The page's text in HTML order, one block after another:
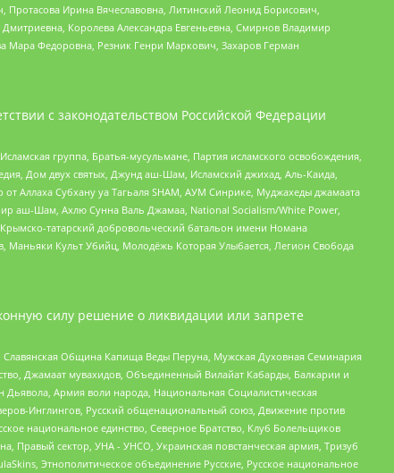
Ирина Вячеславовна, Литинский Леонид Борисович,
Королева Александра Евгеньевна, Смирнов Владимир
Мара Федоровна, Резник Генри Маркович, Захаров Герман
с законодательством Российской Федерации
группа, Братья-мусульмане, Партия исламского освобождения,
Дом двух святых, Джунд аш-Шам, Исламский джихад, Аль-Каида,
Аллаха Субхану уа Тагьаля SHAM, АУМ Синрике, Муджахеды джамаата
аш-Шам, Ахлю Сунна Валь Джамаа, National Socialism/White Power,
татарский добровольческий батальон имени Номана
Маньяки Культ Убийц, Молодёжь Которая Улыбается, Легион Свобода
силу решение о ликвидации или запрете
Община Капища Веды Перуна, Мужская Духовная Семинария
Джамаат мувахидов, Объединенный Вилайат Кабарды, Балкарии и
Армия воли народа, Национальная Социалистическая
Инглингов, Русский общенациональный союз, Движение против
национальное единство, Северное Братство, Клуб Болельщиков
Правый сектор, УНА - УНСО, Украинская повстанческая армия, Тризуб
Этнополитическое объединение Русские, Русское национальное